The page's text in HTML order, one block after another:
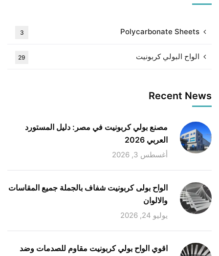
Polycarbonate Sheets
3
الواح البولي كربونيت 29
Recent News
مصنع بولي كربونيت في مصر: دليل المستورد
العربي 2026
أغسطس 3, 2026
الواح بولى كربونيت شفاف بالجملة جميع المقاسات
والالوان
يوليو 24, 2026
اقوي الواح بولي كربونيت مقاوم للصدمات وضد